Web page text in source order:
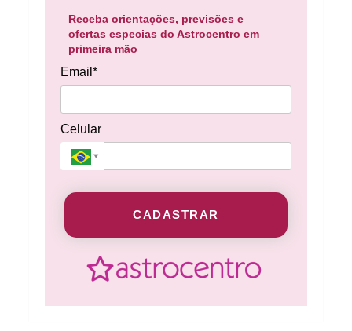
Receba orientações, previsões e
ofertas especias do Astrocentro em
primeira mão
Email*
Celular
CADASTRAR